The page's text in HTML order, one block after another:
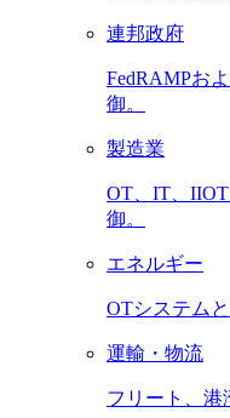
連邦政府
FedRAMPお
御。
製造業
OT、IT、
御。
エネルギー
OTシステム
運輸・物流
フリート、港